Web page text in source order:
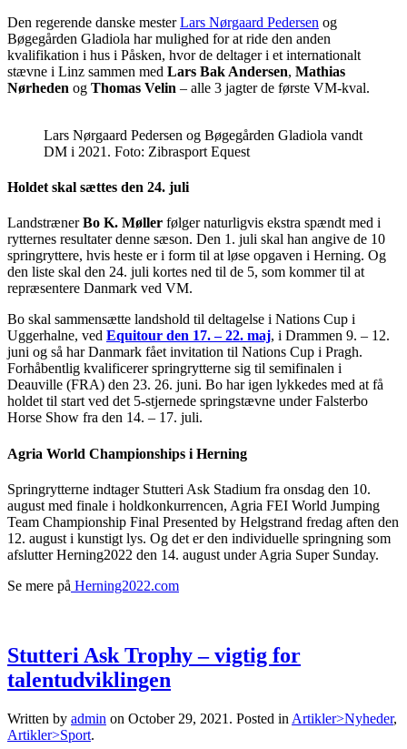
Den regerende danske mesterLars Nørgaard Pedersen og
Bøgegården Gladiola har mulighed for at ride den anden
kvalifikation i hus i Påsken, hvor de deltager i et internationalt
stævne i Linz sammen med Lars Bak Andersen, Mathias
Nørheden og Thomas Velin – alle 3 jagter de første VM-kval.
Lars Nørgaard Pedersen og Bøgegården Gladiola vandt
DM i 2021. Foto: Zibrasport Equest
Holdet skal sættes den 24. juli
LandstrænerBo K. Møller følger naturligvis ekstra spændt med i
rytternes resultater denne sæson. Den 1. juli skal han angive de 10
springryttere, hvis heste er i form til at løse opgaven i Herning. Og
den liste skal den 24. juli kortes ned til de 5, som kommer til at
repræsentere Danmark ved VM.
Bo skal sammensætte landshold til deltagelse i Nations Cup i
Uggerhalne, ved Equitour den 17. – 22. maj, i Drammen 9. – 12.
juni og så har Danmark fået invitation til Nations Cup i Pragh.
Forhåbentlig kvalificerer springrytterne sig til semifinalen i
Deauville (FRA) den 23. 26. juni. Bo har igen lykkedes med at få
holdet til start ved det 5-stjernede springstævne under Falsterbo
Horse Show fra den 14. – 17. juli.
Agria World Championships i Herning
Springrytterne indtager Stutteri Ask Stadium fra onsdag den 10.
august med finale i holdkonkurrencen, Agria FEI World Jumping
Team Championship Final Presented by Helgstrand fredag aften den
12. august i kunstigt lys. Og det er den individuelle springning som
afslutter Herning2022 den 14. august under Agria Super Sunday.
Se mere på Herning2022.com
Stutteri Ask Trophy – vigtig for
talentudviklingen
Written by admin on October 29, 2021 . Posted in Artikler>Nyheder,
Artikler>Sport.